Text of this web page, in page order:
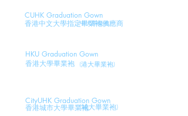
CUHK Graduation Gown
香港中文大學指定畢業袍供應商
(中大畢業袍)
HKU Graduation Gown
香港大學畢業袍 (港大畢業袍)
CityUHK Graduation Gown
香港城市大學畢業袍(城大畢業袍)